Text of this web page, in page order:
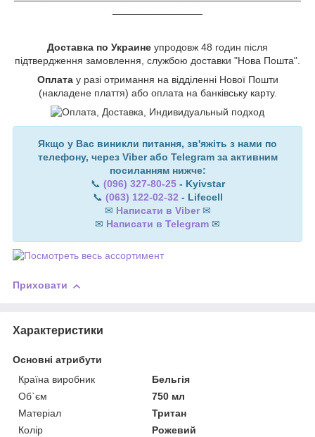
Доставка по Украине упродовж 48 годин після
підтвердження замовлення, службою доставки "Нова Пошта".
Оплата у разі отримання на відділенні Нової Пошти
(накладене плаття) або оплата на банківську карту.
Якщо у Вас виникли питання, зв'яжіть з нами по
телефону, через Viber або Telegram за активним
посиланням нижче:
📞 (096) 327-80-25- Kyivstar
📞 (063) 122-02-32- Lifecell
✉ Написати в Viber ✉
✉ Написати в Telegram ✉
Приховати
Характеристики
Основні атрибути
Країна виробник
Бельгія
Об`єм
750 мл
Матеріал
Тритан
Колір
Рожевий